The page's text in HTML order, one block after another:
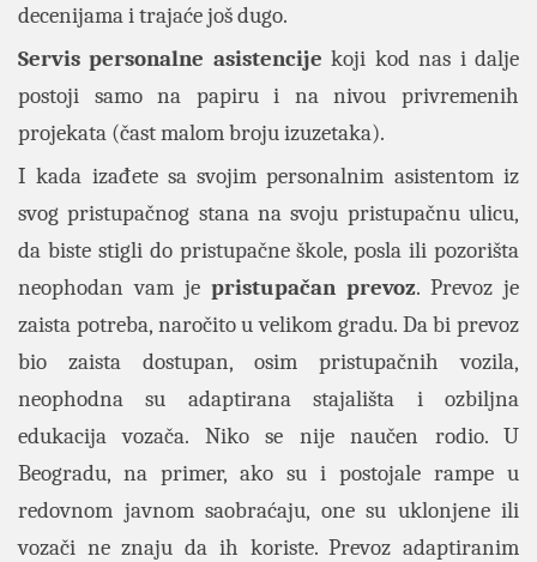
decenijama i trajaće još dugo.
Servis personalne asistencije koji kod nas i dalje
postoji samo na papiru i na nivou privremenih
projekata (čast malom broju izuzetaka).
I kada izađete sa svojim personalnim asistentom iz
svog pristupačnog stana na svoju pristupačnu ulicu,
da biste stigli do pristupačne škole, posla ili pozorišta
neophodan vam je pristupačan prevoz. Prevoz je
zaista potreba, naročito u velikom gradu. Da bi prevoz
bio zaista dostupan, osim pristupačnih vozila,
neophodna su adaptirana stajališta i ozbiljna
edukacija vozača. Niko se nije naučen rodio. U
Beogradu, na primer, ako su i postojale rampe u
redovnom javnom saobraćaju, one su uklonjene ili
vozači ne znaju da ih koriste. Prevoz adaptiranim